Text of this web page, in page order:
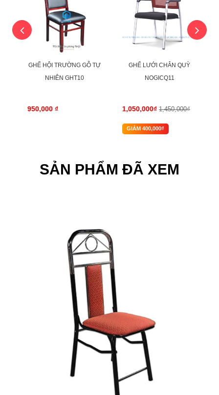
GHẾ HỘI TRƯỜNG GỖ TỰ
NHIÊN GHT10
950,000 ₫
GHẾ LƯỚI CHÂN QUỲ
NOGICQ11
1,050,000₫ 1,450,000₫
GIẢM 400,000₫
SẢN PHẨM ĐÃ XEM